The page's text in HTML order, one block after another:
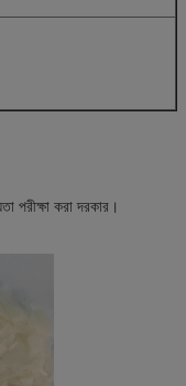
পরীক্ষা করা দরকার।